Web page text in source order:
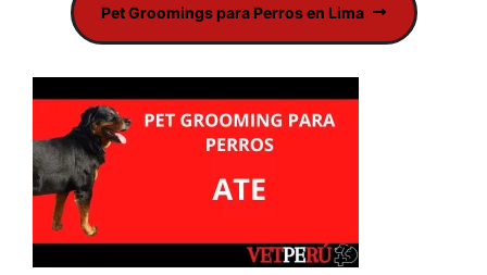
Pet Groomings para Perros en Lima